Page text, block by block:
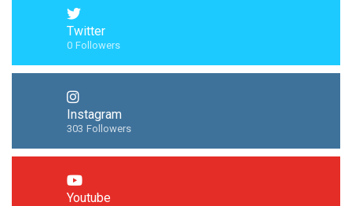
Twitter
0 Followers
Instagram
303 Followers
Youtube